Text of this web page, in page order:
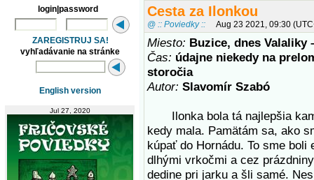
login|password
ZAREGISTRUJ SA!
vyhľadávanie na stránke
English version
Jul 27, 2020
Cesta za Ilonkou
@ :: Poviedky :: Aug 23 2021, 09:30
Miesto: Buzice, dnes Valaliky
Čas: údajne niekedy na
storočia
Autor: Slavomír Szabó
Ilonka bola tá najlepšia
kedy mala. Pamätám sa, ako
kúpať do Hornádu. To sme
dlhými vrkočmi a cez
dedine pri jarku a šli samé.